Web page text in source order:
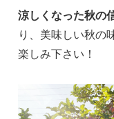
涼しくなった秋の
り、美味しい秋の
楽しみ下さい！